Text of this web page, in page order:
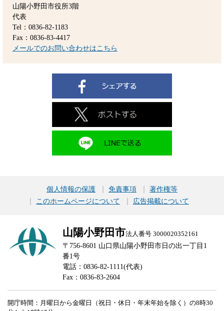
山陽小野田市役所3階
代表
Tel：0836-82-1183
Fax：0836-83-4417
メールでのお問い合わせはこちら
個人情報の保護 免責事項
著作権等
このホームページについて
広告掲載について
山陽小野田市法人番号 3000020352161
〒756-8601 山口県山陽小野田市日の出一丁目1
番1号
電話：0836-82-1111(代表)
Fax：0836-83-2604
開庁時間：月曜日から金曜日（祝日・休日・年末年始を除く）の8時30